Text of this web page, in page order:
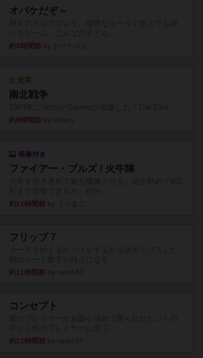
オバケだぞ～
約5時間前
充実
南北戦争
約9時間前
画像付き
ファイアー・ブルズ / 火牛陣
約11時間前
フリップ７
約11時間前
コンセプト
約11時間前